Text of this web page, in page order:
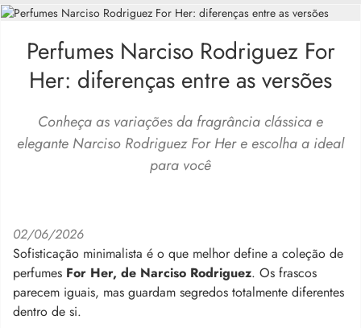
Perfumes Narciso Rodriguez For
Her: diferenças entre as versões
Conheça as variações da fragrância clássica e
elegante Narciso Rodriguez For Her e escolha a ideal
para você
02/06/2026
Sofisticação minimalista é o que melhor define a coleção de
perfumes For Her, de Narciso Rodriguez. Os frascos
parecem iguais, mas guardam segredos totalmente diferentes
dentro de si.